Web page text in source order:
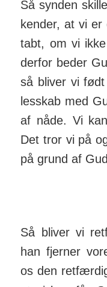
Så synden
kender, at vi
tabt, om vi
derfor beder
så bliver vi
les­skab med
af nåde. Vi
Det tror vi på
på grund af
Så bliver vi
han fjerner
os den